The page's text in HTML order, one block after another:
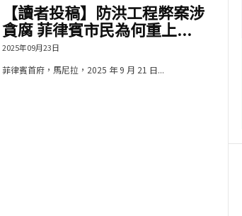
【讀者投稿】防洪工程弊案涉
貪腐 菲律賓市民為何重上...
2025年09月23日
菲律賓首府，馬尼拉，2025 年 9 月 21 日...